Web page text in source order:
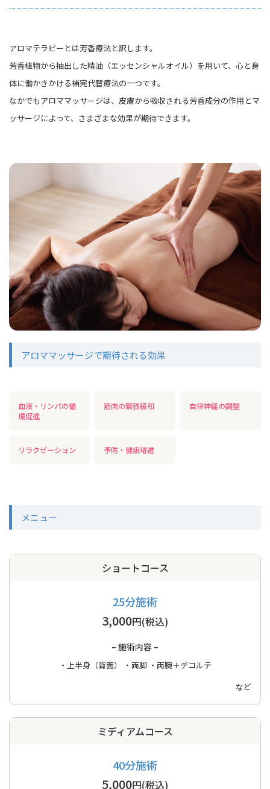
アロマテラピーとは芳香療法と訳します。
芳香植物から抽出した精油（エッセンシャルオイル）を用いて、心と身
体に働かきかける補完代替療法の一つです。
なかでもアロママッサージは、皮膚から吸収される芳香成分の作用とマ
ッサージによって、さまざまな効果が期待できます。
アロママッサージで期待される効果
血液・リンパの循
環促進
筋肉の緊張緩和 自律神経の調整
リラクゼーション 予防・健康増進
メニュー
ショートコース
25分施術
3,000円(税込)
– 施術内容 –
・上半身（背面） ・両脚 ・両腕＋デコルテ
など
ミディアムコース
40分施術
5,000円(税込)